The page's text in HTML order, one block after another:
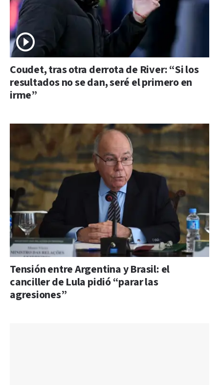
Coudet, tras otra derrota de River: “Si los
resultados no se dan, seré el primero en
irme”
Tensión entre Argentina y Brasil: el
canciller de Lula pidió “parar las
agresiones”